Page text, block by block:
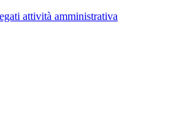
attività amministrativa